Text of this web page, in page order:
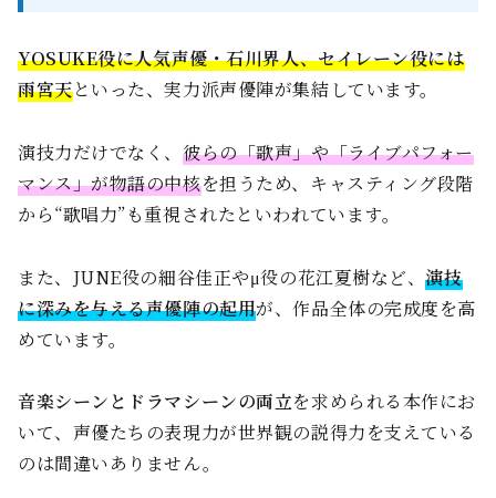
YOSUKE役に人気声優・石川界人、セイレーン役には
雨宮天といった、実力派声優陣が集結しています。
演技力だけでなく、彼らの「歌声」や「ライブパフォー
マンス」が物語の中核を担うため、キャスティング段階
から“歌唱力”も重視されたといわれています。
また、JUNE役の細谷佳正やμ役の花江夏樹など、演技
に深みを与える声優陣の起用が、作品全体の完成度を高
めています。
音楽シーンとドラマシーンの両立を求められる本作にお
いて、声優たちの表現力が世界観の説得力を支えている
のは間違いありません。